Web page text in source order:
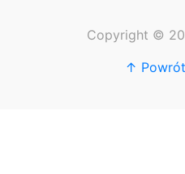
Copyright ©
↑